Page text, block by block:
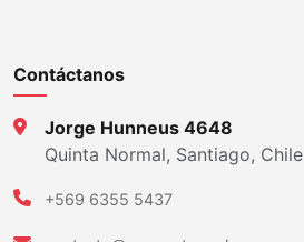
Contáctanos
Jorge Hunneus 4648
Quinta Normal, Santiago, Chile
+569 6355 5437